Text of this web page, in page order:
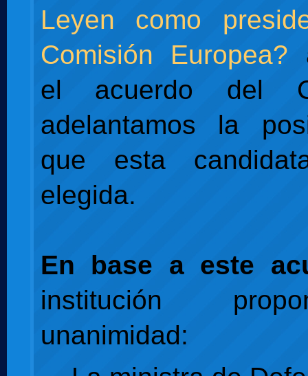
Leyen como
Comisión Europea?
el acuerdo del
adelantamos la
que esta
elegida.
En base a este
institución
unanimidad: